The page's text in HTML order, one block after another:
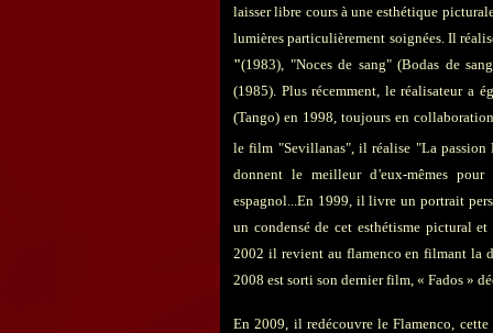
laisser libre cours à une esthétique
lumières particulièrement soignées. Il
"(1983), "Noces de sang" (Bodas de
(1985). Plus récemment, le réalisateur a
(Tango) en 1998, toujours en
le film "Sevillanas", il réalise "La passion
donnent le meilleur d'eux-mêmes
espagnol...En 1999, il livre un portrait
un condensé de cet esthétisme pictural
2002 il revient au flamenco en filmant la
2008 est sorti son dernier film, « Fados »
En 2009, il redécouvre le Flamenco,